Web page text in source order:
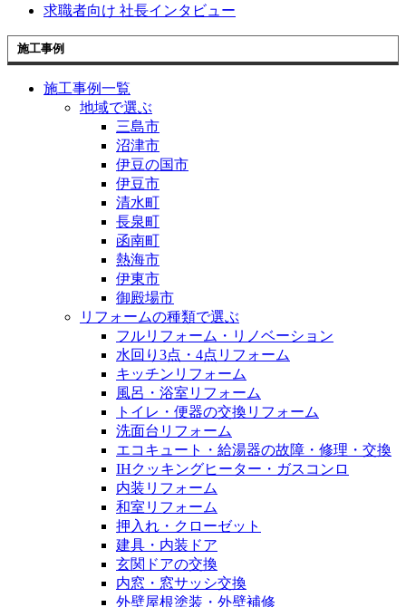
求職者向け 社長インタビュー
施工事例
施工事例一覧
地域で選ぶ
三島市
沼津市
伊豆の国市
伊豆市
清水町
長泉町
函南町
熱海市
伊東市
御殿場市
リフォームの種類で選ぶ
フルリフォーム・リノベーション
水回り3点・4点リフォーム
キッチンリフォーム
風呂・浴室リフォーム
トイレ・便器の交換リフォーム
洗面台リフォーム
エコキュート・給湯器の故障・修理・交換
IHクッキングヒーター・ガスコンロ
内装リフォーム
和室リフォーム
押入れ・クローゼット
建具・内装ドア
玄関ドアの交換
内窓・窓サッシ交換
外壁屋根塗装・外壁補修